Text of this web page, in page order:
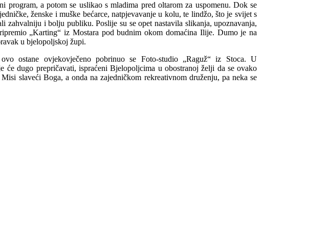
a potom se uslikao s mladima pred oltarom za uspomenu. Dok se
ženske i muške bećarce, natpjevavanje u kolu, te lindžo, što je svijet s
i bolju publiku. Poslije su se opet nastavila slikanja, upoznavanja,
„Karting“ iz Mostara pod budnim okom domaćina Ilije. Dumo je na
u bjelopoljskoj župi.
ostane ovjekovječeno pobrinuo se Foto-studio „Raguž“ iz Stoca. U
dugo prepričavati, ispraćeni Bjelopoljcima u obostranoj želji da se ovako
slaveći Boga, a onda na zajedničkom rekreativnom druženju, pa neka se